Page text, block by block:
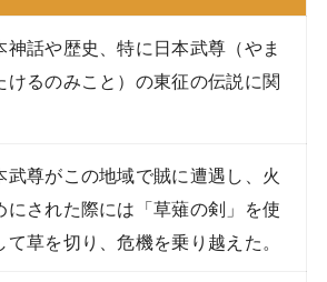
神話や歴史、特に日本武尊（やま
けるのみこと）の東征の伝説に関
武尊がこの地域で賊に遭遇し、火
にされた際には「草薙の剣」を使
て草を切り、危機を乗り越えた。